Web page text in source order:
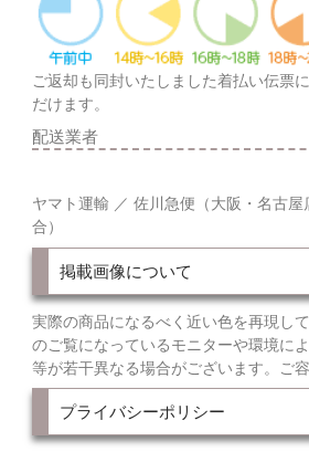
ご返却も同封いたしました着払い伝票
だけます。
配送業者
ヤマト運輸 ／ 佐川急便（大阪・名古
合）
掲載画像について
実際の商品になるべく近い色を再現し
のご覧になっているモニターや環境に
等が若干異なる場合がございます。ご容
プライバシーポリシー